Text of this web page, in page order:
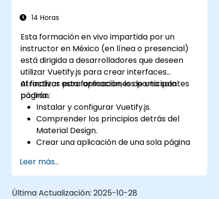
14 Horas
Esta formación en vivo impartida por un
instructor en México (en línea o presencial)
está dirigida a desarrolladores que deseen
utilizar Vuetify.js para crear interfaces
atractivas para aplicaciones de una sola
página.
Al finalizar esta formación, los participantes
podrán:
Instalar y configurar Vuetify.js.
Comprender los principios detrás del
Material Design.
Crear una aplicación de una sola página
utilizando Vue.js y Vuetify.js.
Leer más...
Última Actualización: 2025-10-28